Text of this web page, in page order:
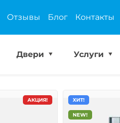
Отзывы Блог Контакты
Двери Услуги
АКЦИЯ! ХИТ!
NEW!